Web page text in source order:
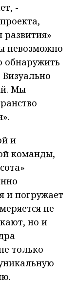
-
невозможно
обнаружить
Мы
и
команды,
и погружает
не
но и
только